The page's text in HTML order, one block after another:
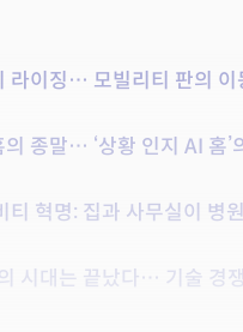
라이징… 모빌리티 판의 이
종말… ‘상황 인지 AI 홈’
티 혁명: 집과 사무실이 병
시대는 끝났다… 기술 경